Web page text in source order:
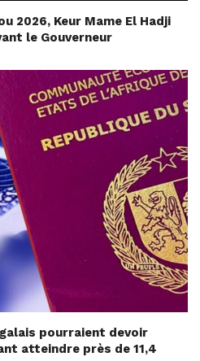
2026, Keur Mame El Hadji
le Gouverneur
pourraient devoir
atteindre près de 11,4